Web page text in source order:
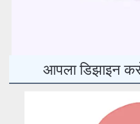
आपला डिझाइन